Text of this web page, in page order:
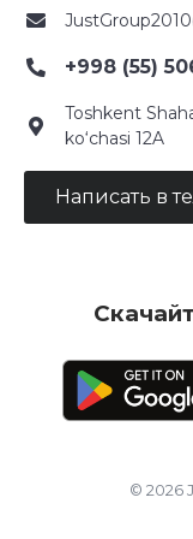
+998 (55)
Toshkent
ko‘chasi 12A
Написать в
© 2026